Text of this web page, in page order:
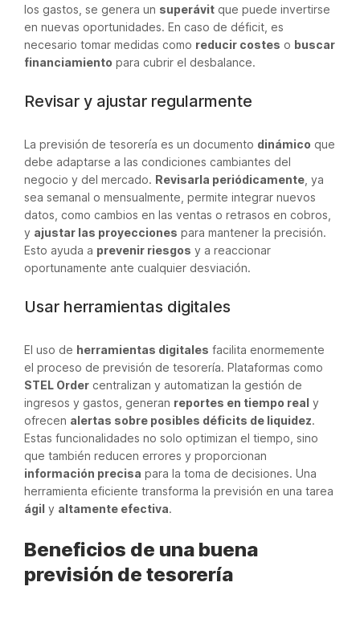
los gastos, se genera un superávit que puede invertirse
en nuevas oportunidades. En caso de déficit, es
necesario tomar medidas como reducir costes o buscar
financiamiento para cubrir el desbalance.
Revisar y ajustar regularmente
La previsión de tesorería es un documento dinámico que
debe adaptarse a las condiciones cambiantes del
negocio y del mercado. Revisarla periódicamente, ya
sea semanal o mensualmente, permite integrar nuevos
datos, como cambios en las ventas o retrasos en cobros,
y ajustar las proyecciones para mantener la precisión.
Esto ayuda a prevenir riesgos y a reaccionar
oportunamente ante cualquier desviación.
Usar herramientas digitales
El uso de herramientas digitales facilita enormemente
el proceso de previsión de tesorería. Plataformas como
STEL Order centralizan y automatizan la gestión de
ingresos y gastos, generan reportes en tiempo real y
ofrecen alertas sobre posibles déficits de liquidez.
Estas funcionalidades no solo optimizan el tiempo, sino
que también reducen errores y proporcionan
información precisa para la toma de decisiones. Una
herramienta eficiente transforma la previsión en una tarea
ágil y altamente efectiva.
Beneficios de una buena
previsión de tesorería